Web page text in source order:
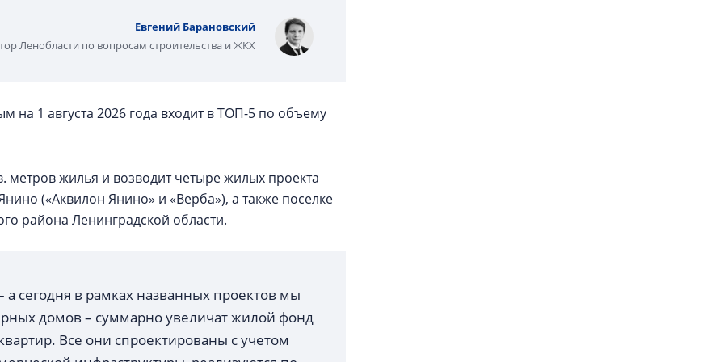
Евгений Барановский
Ленобласти по вопросам строительства и ЖКХ
1 августа 2026 года входит в ТОП-5 по объему
метров жилья и возводит четыре жилых проекта
(«Аквилон Янино» и «Верба»), а также поселке
района Ленинградской области.
сегодня в рамках названных проектов мы
домов – суммарно увеличат жилой фонд
Все они спроектированы с учетом